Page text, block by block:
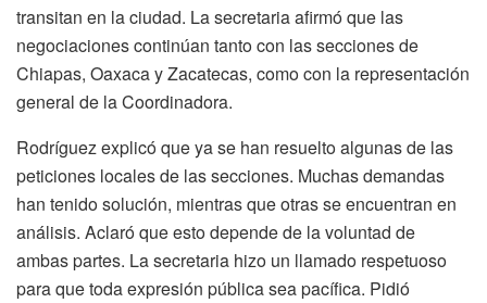
transitan en la ciudad. La secretaria afirmó que las
negociaciones continúan tanto con las secciones de
Chiapas, Oaxaca y Zacatecas, como con la representación
general de la Coordinadora.
Rodríguez explicó que ya se han resuelto algunas de las
peticiones locales de las secciones. Muchas demandas
han tenido solución, mientras que otras se encuentran en
análisis. Aclaró que esto depende de la voluntad de
ambas partes. La secretaria hizo un llamado respetuoso
para que toda expresión pública sea pacífica. Pidió